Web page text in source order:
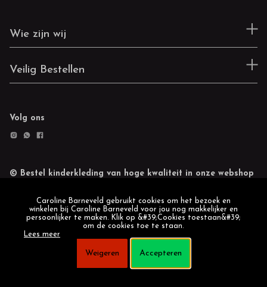
Wie zijn wij
Veilig Bestellen
Volg ons
© Bestel kinderkleding van hoge kwaliteit in onze webshop
Caroline Barneveld gebruikt cookies om het bezoek en
winkelen bij Caroline Barneveld voor jou nog makkelijker en
persoonlijker te maken. Klik op &#39;Cookies toestaan&#39;
om de cookies toe te staan.
Lees meer
Weigeren Accepteren